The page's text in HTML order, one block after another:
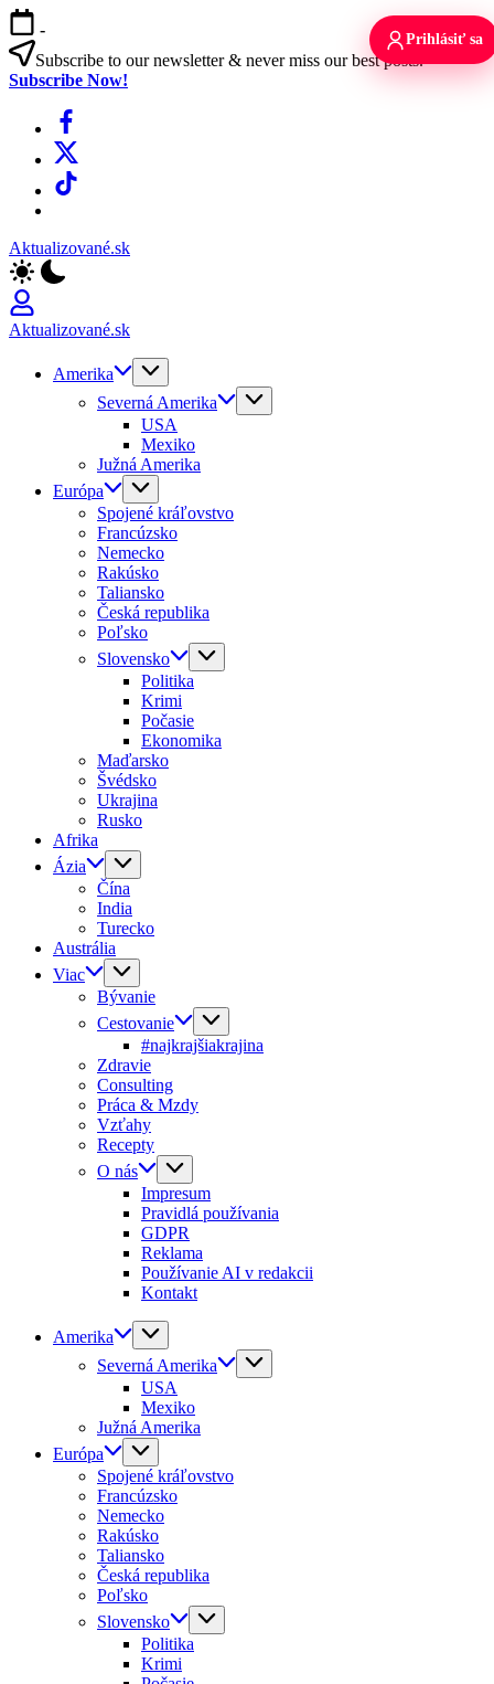
Skip
to
content
-
Subscribe to our newsletter & never miss our best posts.
Subscribe Now!
Facebook
X
TikTok
Aktualizované.sk
Aktualizované.sk
Amerika
Severná Amerika
USA
Mexiko
Južná Amerika
Európa
Spojené kráľovstvo
Francúzsko
Nemecko
Rakúsko
Taliansko
Česká republika
Poľsko
Slovensko
Politika
Krimi
Počasie
Ekonomika
Maďarsko
Švédsko
Ukrajina
Rusko
Afrika
Ázia
Čína
India
Turecko
Austrália
Viac
Bývanie
Cestovanie
#najkrajšiakrajina
Zdravie
Consulting
Práca & Mzdy
Vzťahy
Recepty
O nás
Impresum
Pravidlá používania
GDPR
Reklama
Používanie AI v redakcii
Kontakt
Amerika
Severná Amerika
USA
Mexiko
Južná Amerika
Európa
Spojené kráľovstvo
Francúzsko
Nemecko
Rakúsko
Taliansko
Česká republika
Poľsko
Slovensko
Politika
Krimi
Prihlásiť sa